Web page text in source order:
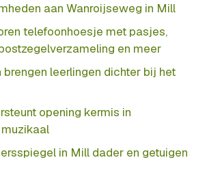
aan Wanroijseweg in Mill
telefoonhoesje met pasjes,
en meer
brengen leerlingen dichter bij het
opening kermis in
in Mill dader en getuigen